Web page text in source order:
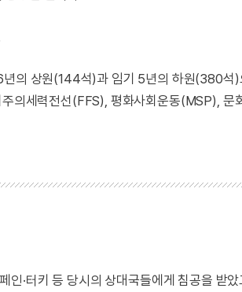
년의 상원(144석)과 임기 5년의 하원(380석)
의세력전선(FFS), 평화사회운동(MSP), 문
인·터키 등 당시의 상대국들에게 침공을 받았